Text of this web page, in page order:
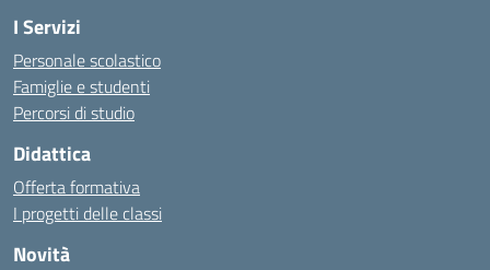
I Servizi
Personale scolastico
Famiglie e studenti
Percorsi di studio
Didattica
Offerta formativa
I progetti delle classi
Novità